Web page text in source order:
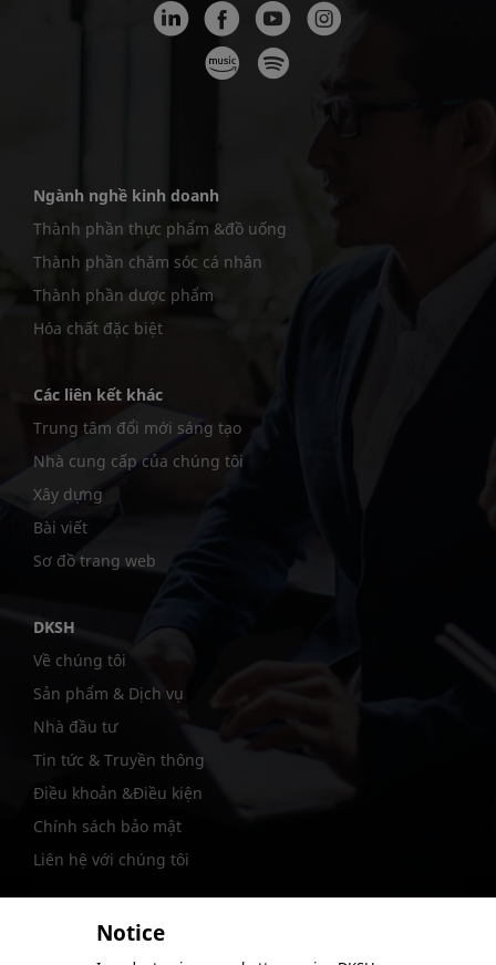
Ngành nghề kinh doanh
Thành phần thực phẩm &đồ uống
Thành phần chăm sóc cá nhân
Thành phần dược phẩm
Hóa chất đặc biệt
Các liên kết khác
Trung tâm đổi mới sáng tạo
Nhà cung cấp của chúng tôi
Xây dựng
Bài viết
Sơ đồ trang web
DKSH
Về chúng tôi
Sản phẩm & Dịch vụ
Nhà đầu tư
Tin tức & Truyền thông
Điều khoản &Điều kiện
Chính sách bảo mật
Liên hệ với chúng tôi
Notice